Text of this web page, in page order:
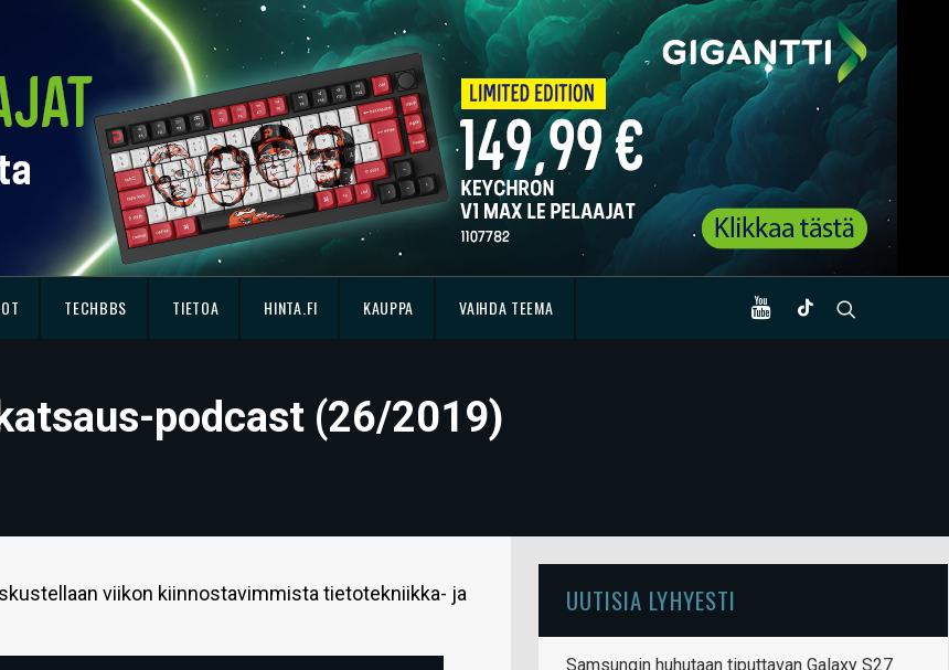
TECHBBS TIETOA HINTA.FI KAUPPA VAIHDA TEEMA
podcast (26/2019)
viikon kiinnostavimmista tietotekniikka- ja
UUTISIA LYHYESTI
Samsungin huhutaan tiputtavan Galaxy S27